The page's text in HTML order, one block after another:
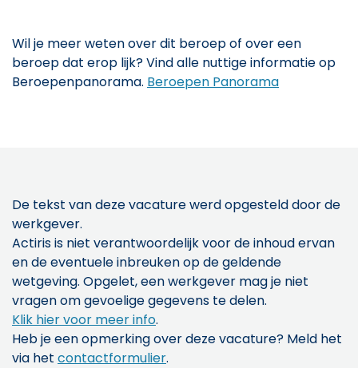
Wil je meer weten over dit beroep of over een
beroep dat erop lijk? Vind alle nuttige informatie op
Beroepenpanorama. Beroepen Panorama
De tekst van deze vacature werd opgesteld door de
werkgever.
Actiris is niet verantwoordelijk voor de inhoud ervan
en de eventuele inbreuken op de geldende
wetgeving. Opgelet, een werkgever mag je niet
vragen om gevoelige gegevens te delen.
Klik hier voor meer info.
Heb je een opmerking over deze vacature? Meld het
via het contactformulier.